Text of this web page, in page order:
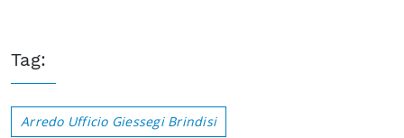
Tag:
Arredo Ufficio Giessegi Brindisi